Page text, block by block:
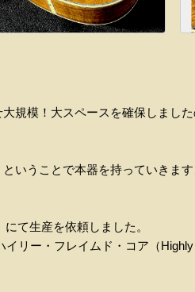
規模！大スペースを確保しまし
いうことで本器を持っていきます
て生産を依頼しました。
リー・フレイムド・コア（